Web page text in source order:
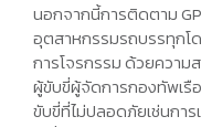
นอกจากนี้การติดตาม
อุตสาหกรรมรถบรรทุกโ
การโจรกรรม ด้วยควา
ผู้ขับขี่ผู้จัดการกองทัพเรื
ขับขี่ที่ไม่ปลอดภัยเช่นการ